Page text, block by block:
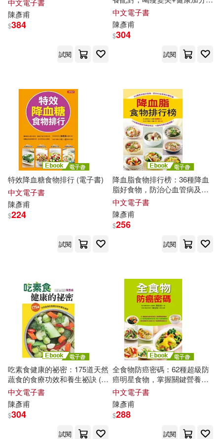
中文電子書
陳彥甫
$384
試閱
(電子書)
中文電子書
陳彥甫
$304
試閱
特效降血糖食物排行 (電子書)
中文電子書
陳彥甫
$224
試閱
降血脂食物排行榜：36種降血
脂好食物，防治心血管病及慢
性病 (電子書)
中文電子書
陳彥甫
$256
試閱
吃素食健康的祕密：175道天然
蔬食的食療功效和養生祕訣 (電
子書)
中文電子書
陳彥甫
$304
試閱
全食物防癌密碼：62種超級防
癌明星食物，掌握關鍵營養素
(電子書)
中文電子書
陳彥甫
$288
試閱